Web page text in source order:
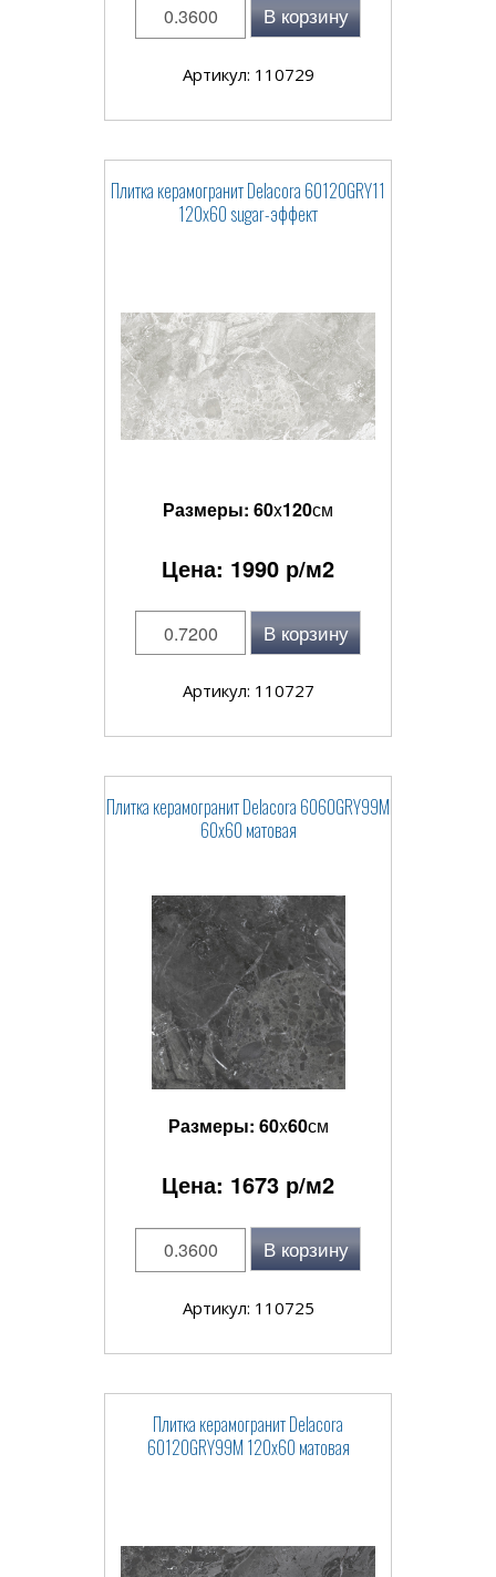
В корзину
Артикул: 110729
Плитка керамогранит Delacora 60120GRY11
120x60 sugar-эффект
Размеры: 60x120см
Цена: 1990 р/м2
В корзину
Артикул: 110727
Плитка керамогранит Delacora 6060GRY99M
60x60 матовая
Размеры: 60x60см
Цена: 1673 р/м2
В корзину
Артикул: 110725
Плитка керамогранит Delacora
60120GRY99M 120x60 матовая